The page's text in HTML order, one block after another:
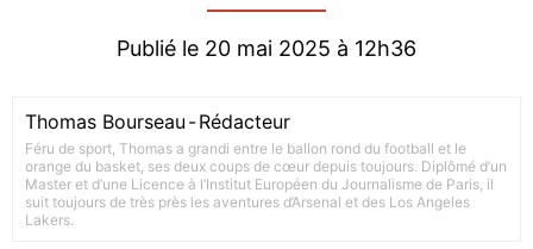
Publié le 20 mai 2025 à 12h36
Thomas Bourseau -Rédacteur
Féru de sport, Thomas a grandi entre le ballon rond du football et le
orange du basket, ses deux coups de cœur depuis toujours. Diplômé d’un
Master et d’une Licence à l’Institut Européen du Journalisme de Paris, il
suit toujours de très près les aventures d’Arsenal et des Los Angeles
Lakers.